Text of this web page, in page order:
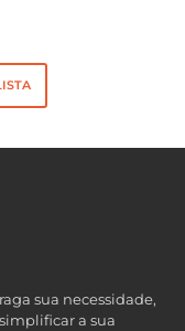
sua necessidade,
a sua